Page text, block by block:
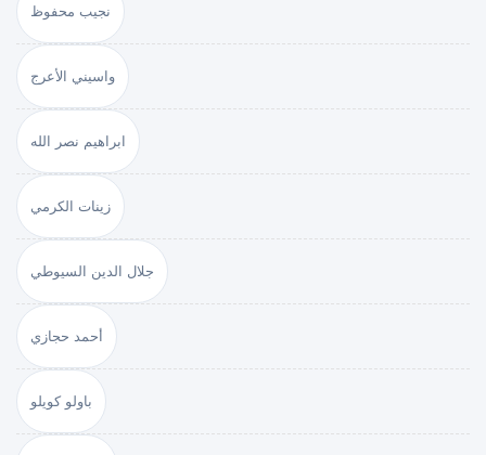
نجيب محفوظ
واسيني الأعرج
ابراهيم نصر الله
زينات الكرمي
جلال الدين السيوطي
أحمد حجازي
باولو كويلو